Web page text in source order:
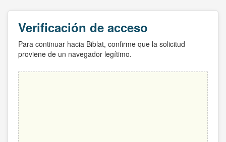
Verificación de acceso
Para continuar hacia Biblat, confirme que la solicitud
proviene de un navegador legítimo.